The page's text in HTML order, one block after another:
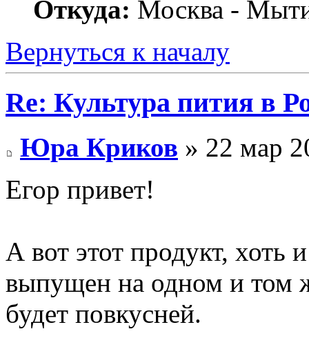
Откуда: Москва -
Вернуться к началу
Re: Культура пития в
Юра Криков » 22 мар
Егор привет!
А вот этот продукт, хоть
выпущен на одном и том
будет повкусней.